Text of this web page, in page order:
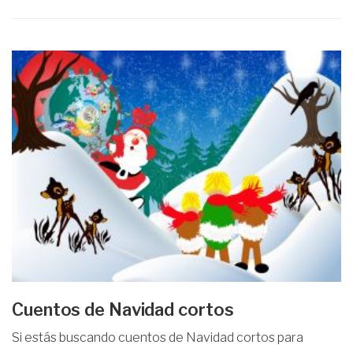
Cuentos de Navidad cortos
Si estás buscando cuentos de Navidad cortos para